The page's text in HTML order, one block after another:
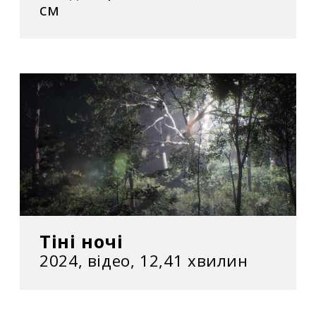
– «Советская мандала» («Радянська
– «Условия взрыва» («Умови вибуху») в
Одеському художньому музеї. Одеса, Україна
/ у програмі І Київської міжнародної бієнале
сучасного мистецтва ARSENALE 2012, у
Національному музеї Тараса Шевченка. Київ,
Україна
2011
см
Тіні ночі
2024, відео, 12,41 хвилин